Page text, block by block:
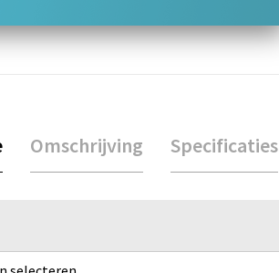
Omschrijving Specificaties